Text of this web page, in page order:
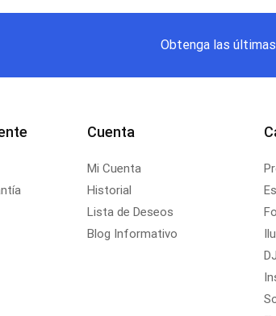
Obtenga las
Cuenta
Mi Cuenta
Historial
Lista de Deseos
Blog Informativo